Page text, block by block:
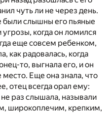
чуть ли не через день.
слышны его пьяные
угрозы, когда он ломился
еще совсем ребенком,
как радовалась, когда
то, выгнала его, и он
место. Еще она знала, что
отец всегда орал ему:
раз слышала, называли
широкоплечим, крепким,